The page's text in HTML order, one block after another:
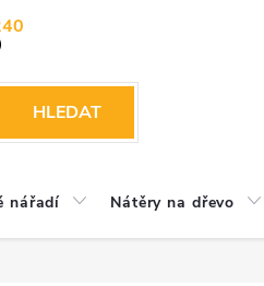
HLEDAT
nářadí Nátěry na dřevo